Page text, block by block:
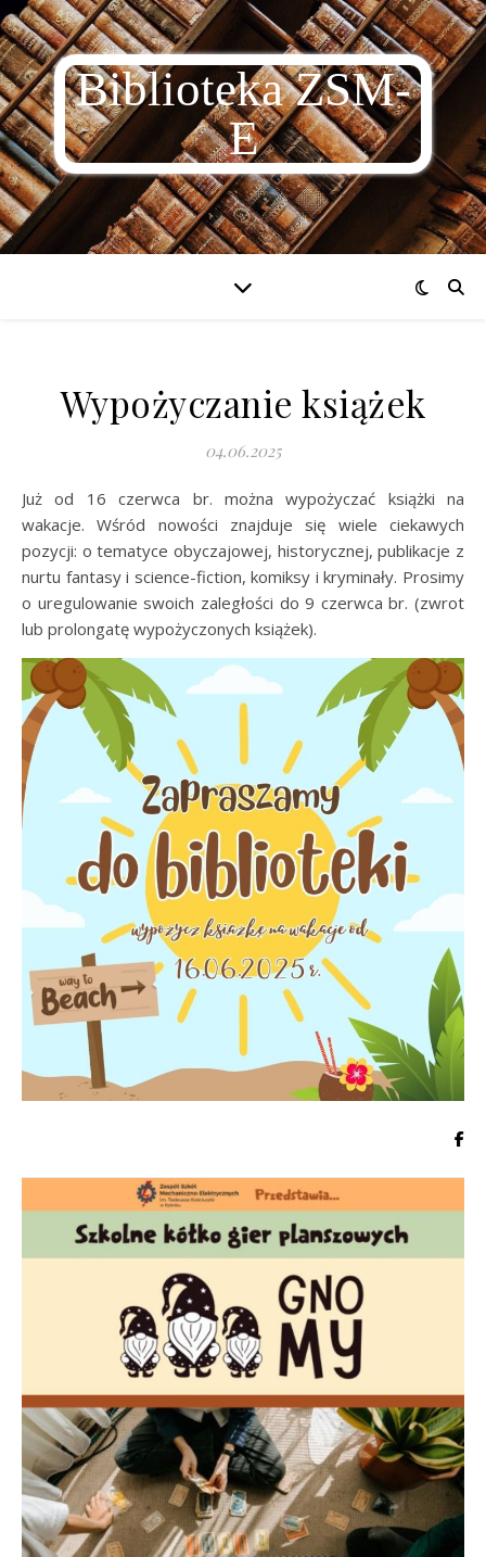
Biblioteka ZSM-
E
Wypożyczanie książek
04.06.2025
Już od 16 czerwca br. można wypożyczać książki na
wakacje. Wśród nowości znajduje się wiele ciekawych
pozycji: o tematyce obyczajowej, historycznej, publikacje z
nurtu fantasy i science-fiction, komiksy i kryminały. Prosimy
o uregulowanie swoich zaległości do 9 czerwca br. (zwrot
lub prolongatę wypożyczonych książek).